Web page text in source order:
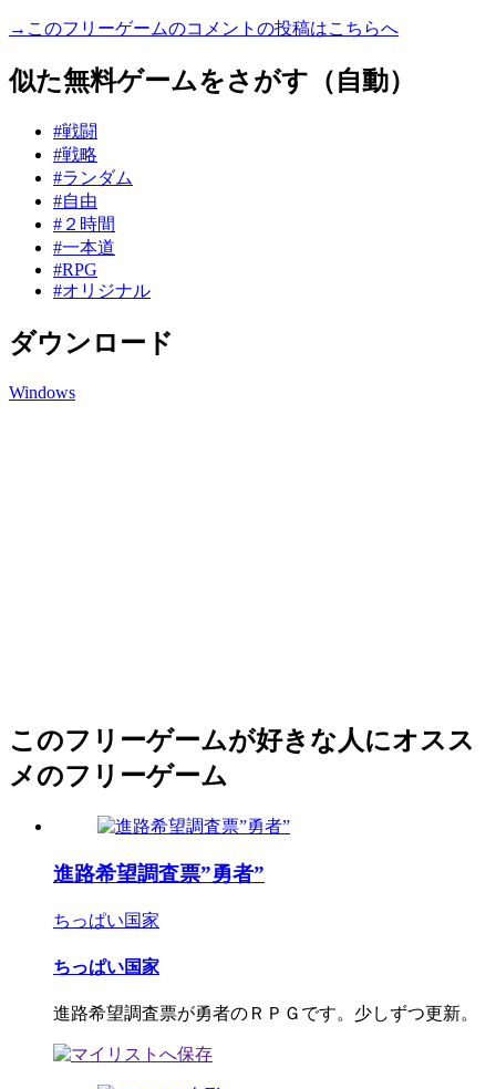
→このフリーゲームのコメントの投稿はこちらへ
似た無料ゲームをさがす（自動）
#戦闘
#戦略
#ランダム
#自由
#２時間
#一本道
#RPG
#オリジナル
ダウンロード
Windows
このフリーゲームが好きな人にオスス
メのフリーゲーム
進路希望調査票”勇者”
ちっぱい国家
ちっぱい国家
進路希望調査票が勇者のＲＰＧです。少しずつ更新。